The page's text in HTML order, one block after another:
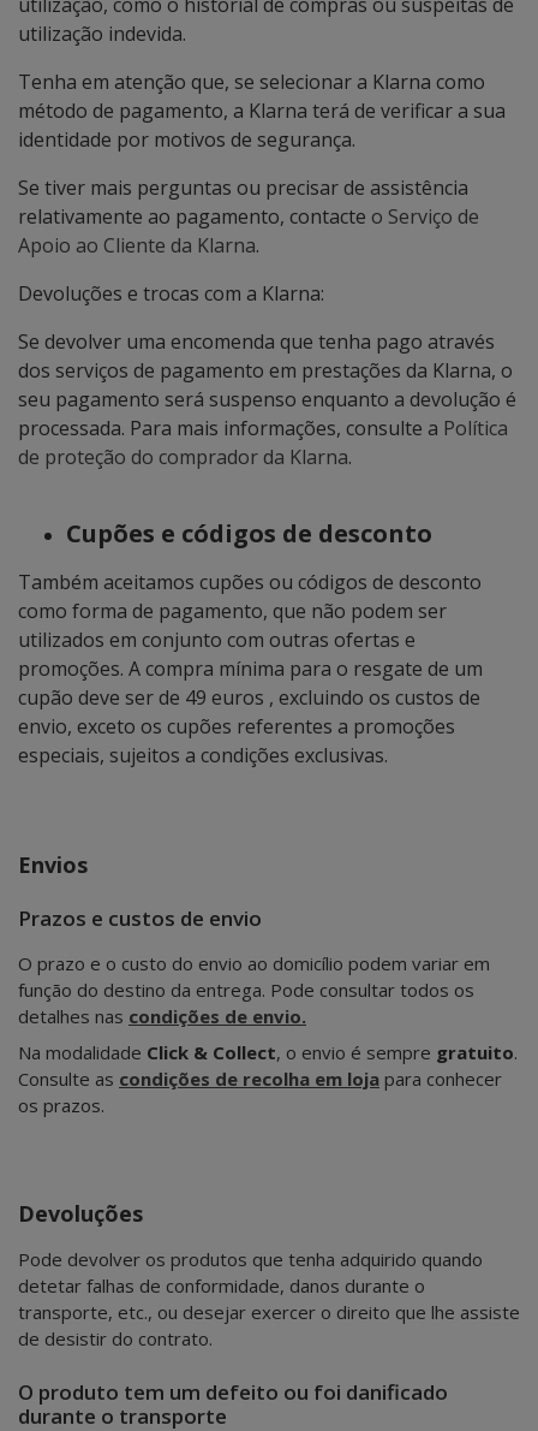
utilização indevida.
Tenha em atenção que, se selecionar a Klarna como
método de pagamento, a Klarna terá de verificar a sua
identidade por motivos de segurança.
Se tiver mais perguntas ou precisar de assistência
relativamente ao pagamento, contacte o Serviço de
Apoio ao Cliente da Klarna.
Devoluções e trocas com a Klarna:
Se devolver uma encomenda que tenha pago através
dos serviços de pagamento em prestações da Klarna, o
seu pagamento será suspenso enquanto a devolução é
processada. Para mais informações, consulte a Política
de proteção do comprador da Klarna.
Cupões e códigos de desconto
Também aceitamos cupões ou códigos de desconto
como forma de pagamento, que não podem ser
utilizados em conjunto com outras ofertas e
promoções. A compra mínima para o resgate de um
cupão deve ser de 49 euros , excluindo os custos de
envio, exceto os cupões referentes a promoções
especiais, sujeitos a condições exclusivas.
Envios
Prazos e custos de envio
O prazo e o custo do envio ao domicílio podem variar em
função do destino da entrega. Pode consultar todos os
detalhes nas condições de envio.
Na modalidade Click & Collect, o envio é sempre gratuito.
Consulte as condições de recolha em loja para conhecer
os prazos.
Devoluções
Pode devolver os produtos que tenha adquirido quando
detetar falhas de conformidade, danos durante o
transporte, etc., ou desejar exercer o direito que lhe assiste
de desistir do contrato.
O produto tem um defeito ou foi danificado
durante o transporte